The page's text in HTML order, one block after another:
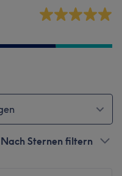
Nach Sternen filtern